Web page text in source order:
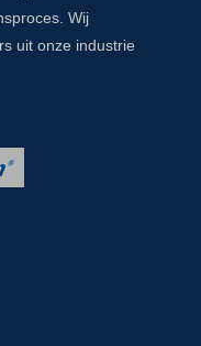
Wij
uit onze industrie